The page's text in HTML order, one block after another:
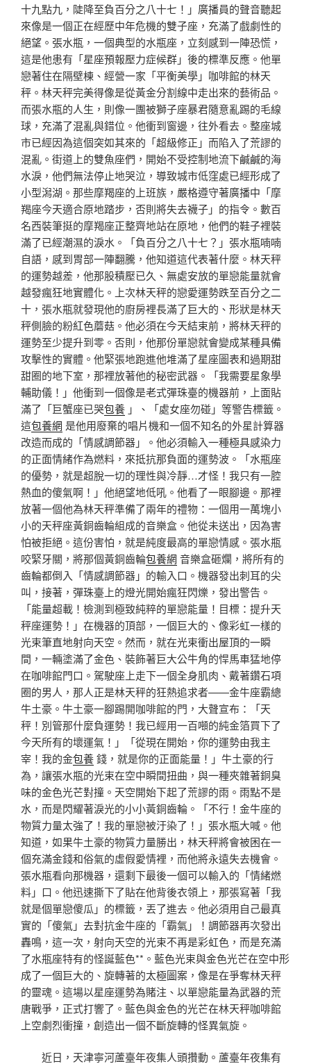
十九點九，陡降至負百分之八十七！」廣播員的聲音聽起
來像是一個正在經歷中年危機的雙子座，充滿了戲劇性的
絕望。張水瓶，一個典型的水瓶座，立刻感到一陣恐慌，
這是他患有「星座預報壓力症候群」後的標準反應。他單
戀著住在隔壁棟、經營一家「平衡美學」咖啡館的林天
秤。林天秤完美得像是從黃金分割線中走出來的藝術品。
而張水瓶的人生，則像一團被獅子座暴君隨意亂踢的毛線
球，充滿了混亂與錯位。他衝到窗邊，往外看去。整座城
市已經因為這個突如其來的「超級修正」而陷入了荒謬的
混亂。街道上的雙魚座們，開始不受控制地流下鹹鹹的海
水淚，他們無法停止地哭泣，導致城市低窪處已經形成了
小型潟湖。那些摩羯座的上班族，嚴格遵守著廣播中「摩
羯座今天適合原地踏步，否則將失去襪子」的指令。數百
名西裝筆挺的摩羯座正整齊地站在原地，他們的鞋子裡裝
滿了已經潮濕的淚水。「負百分之八十七？」張水瓶喃喃
自語，感到胃部一陣翻騰，他知道這代表著什麼。林天秤
的運勢越差，他那股積壓已久、無處安放的單戀能量就會
越發瘋狂地實體化。上次林天秤的戀愛運勢跌至百分之二
十，張水瓶就發現他的廚房裡長滿了巨大的、形狀是林天
秤側臉的粉紅色蘑菇。他必須在今天結束前，將林天秤的
運勢至少提升到零。否則，他那份單戀就會變成某種具備
攻擊性的實體。他緊張地跑進他堆滿了星座圖表和過期甜
甜圈的地下室，那裡放著他的秘密武器。「我需要星象學
輔助儀！」他衝到一個像是老式彈珠臺的機器前，上面貼
滿了「巨蟹座已哭包養 」、「處女座勿碰」等警告標籤。
這包養網 是他用廢棄的唱片機和一個不知名的外星計算器
改造而成的「情感調節器」。他必須輸入一種極具感染力
的正面情緒作為燃料，來抵抗那負面的運勢波。「水瓶座
的優勢，就是超脫一切的理性與冷靜…才怪！我只有一腔
熱血的傻氣啊！」他絕望地低吼。他看了一眼腳邊。那裡
放著一個他為林天秤準備了兩年的禮物：一個用一萬塊小
小的天秤座黃銅齒輪組成的音樂盒。他從未送出，因為害
怕被拒絕。這份害怕，就是純度最高的單戀情感。張水瓶
咬緊牙關，將那個黃銅齒輪包養網 音樂盒砸爛，將所有的
齒輪都倒入「情感調節器」的輸入口。機器發出刺耳的尖
叫，接著，彈珠臺上的燈光開始瘋狂閃爍，發出警告。
「能量超載！檢測到極致純粹的單戀能量！目標：提升天
秤座運勢！」在機器的頂部，一個巨大的、像彩虹一樣的
光束筆直地射向天空。然而，就在光束衝出屋頂的一瞬
間，一輛塗滿了金色、裝飾著巨大公牛角的悍馬車猛地停
在咖啡館門口。駕駛座上走下一個全身肌肉、戴著鑽石項
圈的男人，那人正是林天秤的狂熱追求者——金牛座霸總
牛土豪。牛土豪一腳踢開咖啡館的門，大聲宣布：「天
秤！別管那什麼負運勢！我已經用一百噸的純金箔買下了
今天所有的壞運氣！」「從現在開始，你的運勢由我主
宰！我的金包養錢，就是你的正面能量！」牛土豪的行
為，讓張水瓶的光束在空中瞬間扭曲，與一種夾雜著銅臭
味的金色光芒對撞。天空開始下起了荒謬的雨。雨點不是
水，而是閃耀著淚光的小小黃銅齒輪。「不行！金牛座的
物質力量太強了！我的單戀被汙染了！」張水瓶大喊。他
知道，如果牛土豪的物質力量勝出，林天秤將會被困在一
個充滿金錢和俗氣的虛假愛情裡，而他將永遠失去機會。
張水瓶看向那機器，還剩下最後一個可以輸入的「情緒燃
料」口。他迅速撕下了貼在他背後衣領上，那張寫著「我
就是個單戀傻瓜」的標籤，丟了進去。他必須用自己最真
實的「傻氣」去對抗金牛座的「霸氣」！調節器再次發出
轟鳴，這一次，射向天空的光束不再是彩虹色，而是充滿
了水瓶座特有的怪誕藍色**。藍色光束與金色光芒在空中形
成了一個巨大的、旋轉著的太極圖案，像是在爭奪林天秤
的靈魂。這場以星座運勢為賭注、以單戀能量為武器的荒
唐戰爭，正式打響了。藍色與金色的光芒在林天秤咖啡館
上空劇烈衝撞，創造出一個不斷旋轉的怪異氣旋。
近日，天津寧河蘆臺年夜集人頭攢動。蘆臺年夜集有